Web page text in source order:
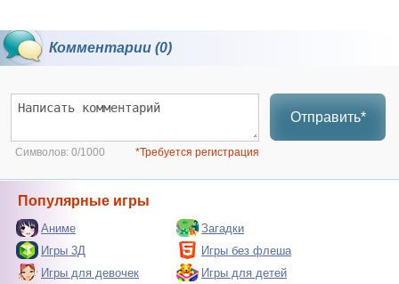
Комментарии (0)
Отправить*
Символов: 0/1000 *Требуется регистрация
Популярные игры
Аниме
Загадки
Игры 3Д
Игры без флеша
Игры для девочек
Игры для детей